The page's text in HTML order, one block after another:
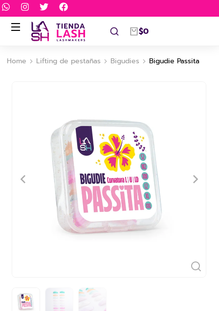
$0
You are here:
Home Lifting de pestañas Bigudies Bigudie Passita